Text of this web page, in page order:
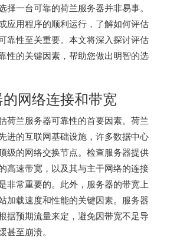
择一台可靠的荷兰服务器并非易事。
应用程序的顺利运行，了解如何评估
靠性至关重要。本文将深入探讨评估
性的关键因素，帮助您做出明智的选
网络连接和带宽
荷兰服务器可靠性的首要因素。荷兰
进的互联网基础设施，许多数据中心
级的网络交换节点。检查服务器提供
高速带宽，以及其与主干网络的连接
非常重要的。此外，服务器的带宽上
加载速度和性能的关键因素。服务器
据预期流量来定，避免因带宽不足导
甚至崩溃。